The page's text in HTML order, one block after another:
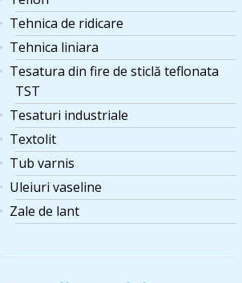
Tehnica de ridicare
Tehnica liniara
Tesatura din fire de sticlă teflonata
TST
Tesaturi industriale
Textolit
Tub varnis
Uleiuri vaseline
Zale de lant